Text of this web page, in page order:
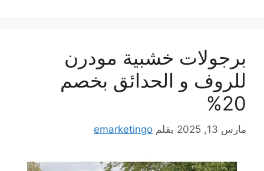
برجولات خشبية مودرن
للروف و الحدائق بخصم
20%
مارس 13, 2025 بقلم emarketingo